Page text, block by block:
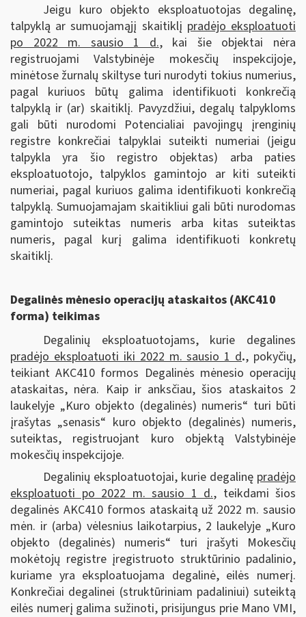
Jeigu kuro objekto eksploatuotojas degalinę,
talpyklą ar sumuojamąjį skaitiklį pradėjo eksploatuoti
po 2022 m. sausio 1 d., kai šie objektai nėra
registruojami Valstybinėje mokesčių inspekcijoje,
minėtose žurnalų skiltyse turi nurodyti tokius numerius,
pagal kuriuos būtų galima identifikuoti konkrečią
talpyklą ir (ar) skaitiklį. Pavyzdžiui, degalų talpykloms
gali būti nurodomi Potencialiai pavojingų įrenginių
registre konkrečiai talpyklai suteikti numeriai (jeigu
talpykla yra šio registro objektas) arba paties
eksploatuotojo, talpyklos gamintojo ar kiti suteikti
numeriai, pagal kuriuos galima identifikuoti konkrečią
talpyklą. Sumuojamajam skaitikliui gali būti nurodomas
gamintojo suteiktas numeris arba kitas suteiktas
numeris, pagal kurį galima identifikuoti konkretų
skaitiklį.
Degalinės mėnesio operacijų ataskaitos (AKC410
forma) teikimas
Degalinių eksploatuotojams, kurie degalines
pradėjo eksploatuoti iki 2022 m. sausio 1 d., pokyčių,
teikiant AKC410 formos Degalinės mėnesio operacijų
ataskaitas, nėra. Kaip ir anksčiau, šios ataskaitos 2
laukelyje „Kuro objekto (degalinės) numeris“ turi būti
įrašytas „senasis“ kuro objekto (degalinės) numeris,
suteiktas, registruojant kuro objektą Valstybinėje
mokesčių inspekcijoje.
Degalinių eksploatuotojai, kurie degalinę pradėjo
eksploatuoti po 2022 m. sausio 1 d., teikdami šios
degalinės AKC410 formos ataskaitą už 2022 m. sausio
mėn. ir (arba) vėlesnius laikotarpius, 2 laukelyje „Kuro
objekto (degalinės) numeris“ turi įrašyti Mokesčių
mokėtojų registre įregistruoto struktūrinio padalinio,
kuriame yra eksploatuojama degalinė, eilės numerį.
Konkrečiai degalinei (struktūriniam padaliniui) suteiktą
eilės numerį galima sužinoti, prisijungus prie Mano VMI,